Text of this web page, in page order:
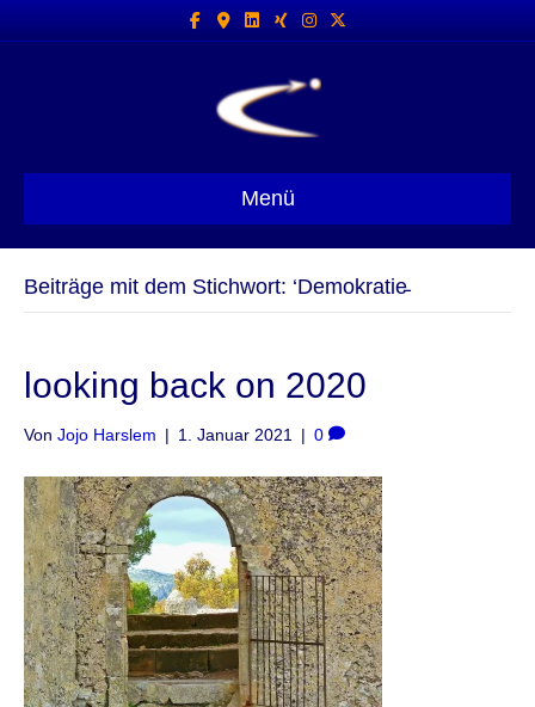
FacebookGoogle-maps
Linkedin
Xing InstagramX-twitter
Menü
Beiträge mit dem Stichwort: ‘Demokratie̵
looking back on 2020
Von Jojo Harslem | 1. Januar 2021 | 0